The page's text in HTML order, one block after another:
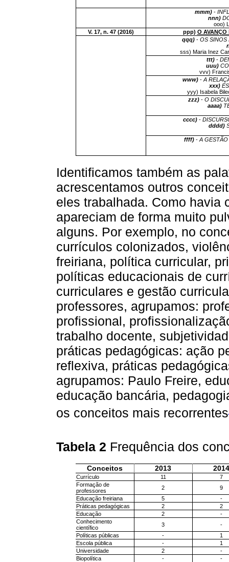
mmm)-
nnn)
ooo)
V. 17, n. 47 (2016)
ppp) O AVANÇO
qqq)- OS SINOS
sss) Maria Inez
ttt)-
uuu)
vvv)
www)- A
xxx)
yyy) Isabela
zzz)- O
aaaa)
cccc)-
dddd)
ffff) - A
Identificamos também as
acrescentamos outros
eles trabalhada. Como havia
apareciam de forma muito
alguns. Por exemplo, no
currículos colonizados,
freiriana, política curricular,
políticas educacionais de
curriculares e gestão
professores, agrupamos:
profissional,
trabalho docente,
práticas pedagógicas: ação
reflexiva, práticas
agrupamos: Paulo Freire,
educação bancária,
os conceitos mais recorrentes
Tabela 2 Frequência dos
Conceitos 2013 2014
Currículo 11
7
Formação de
professores
2
9
Educação freiriana
5
-
Práticas pedagógicas
2
2
Educação
2
-
Conhecimento
científico
3
-
Políticas públicas
-
1
Escola pública
-
1
Universidade
2
-
Biopolítica
- -